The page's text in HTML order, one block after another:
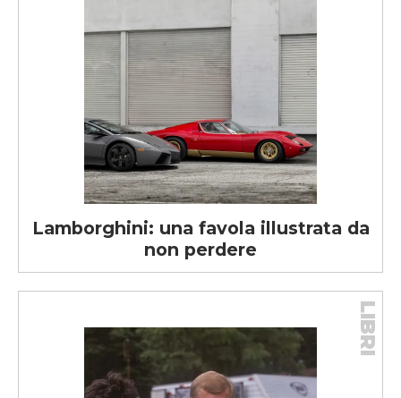
Lamborghini: una favola illustrata da
non perdere
LIBRI